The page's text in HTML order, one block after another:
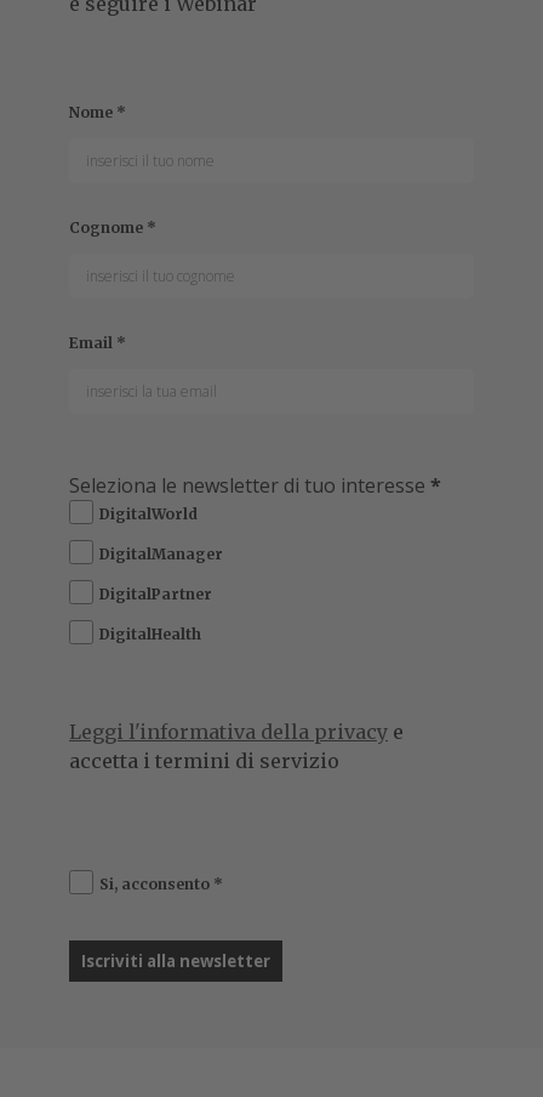
Nome *
Cognome *
Email *
Seleziona le newsletter di tuo interesse *
DigitalWorld
DigitalManager
DigitalPartner
DigitalHealth
Leggi l'informativa della privacy e
accetta i termini di servizio
Si, acconsento *